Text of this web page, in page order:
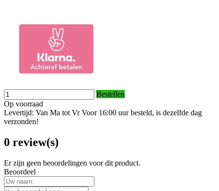
Bestellen
Op voorraad
Levertijd: Van Ma tot Vr Voor 16:00 uur besteld, is dezelfde dag
verzonden!
0 review(s)
Er zijn geen beoordelingen voor dit product.
Beoordeel